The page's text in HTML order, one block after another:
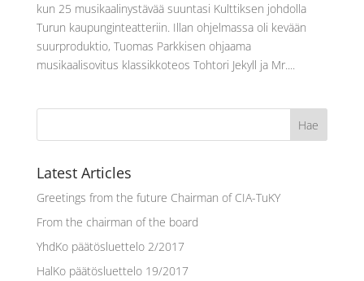
kun 25 musikaalinystävää suuntasi Kulttiksen johdolla
Turun kaupunginteatteriin. Illan ohjelmassa oli kevään
suurproduktio, Tuomas Parkkisen ohjaama
musikaalisovitus klassikkoteos Tohtori Jekyll ja Mr....
Latest Articles
Greetings from the future Chairman of CIA-TuKY
From the chairman of the board
YhdKo päätösluettelo 2/2017
HalKo päätösluettelo 19/2017